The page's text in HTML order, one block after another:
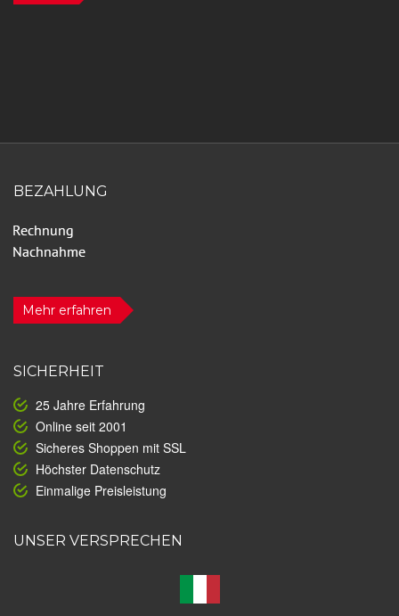
BEZAHLUNG
Mehr erfahren
SICHERHEIT
25 Jahre Erfahrung
Online seit 2001
Sicheres Shoppen mit SSL
Höchster Datenschutz
Einmalige Preisleistung
UNSER VERSPRECHEN